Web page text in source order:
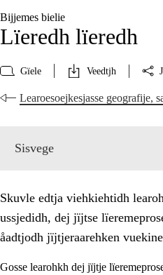
Bijjemes bielie
Lïeredh lïeredh
Gïele Veedtjh
Learoesoejkesjasse geografije,
Sisvege
Skuvle edtja viehkiehtidh
ussjedidh, dej jïjtse
åadtjodh jïjtjeraarehken
Gosse learohkh dej jïjtje